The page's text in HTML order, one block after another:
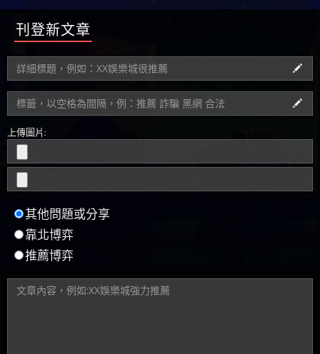
刊登新文章
上傳圖片:
其他問題或分享
靠北博弈
推薦博弈